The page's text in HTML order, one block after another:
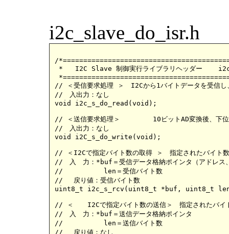
i2c_slave_do_isr.h
/
*   I2C Slave 制御実行ライブラリヘッダー	i2c_slave_do_isr.h
// ＜受信要求処理 ＞　I2Cから1バイトデータを受信
//　入出力：なし
void i2c_s_do_read(void);
// ＜送信要求処理＞	10ビットAD変換後、下位、上位バイトの順に2バイトをマスターに送信
//　入出力：なし
void i2C_s_do_write(void);
// ＜I2Cで指定バイト数の取得 ＞　指定されたバイト
//　入　力：*buf＝受信データ格納ポインタ（アドレス
//	    len＝受信バイト数
// 　戻り値：受信バイト数
uint8_t i2c_s_rcv(uint8_t *buf, uint8_t
// ＜	I2Cで指定バイト数の送信＞　指定されたバイト数のデータを送信
//　入　力：*buf＝送信データ格納ポインタ
//	    len＝送信バイト数
// 　戻り値：なし